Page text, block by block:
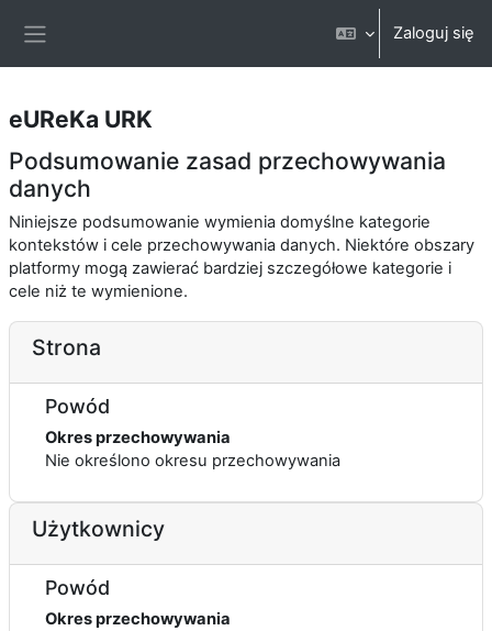
Zaloguj się
eUReKa URK
Podsumowanie zasad przechowywania
danych
Niniejsze podsumowanie wymienia domyślne kategorie
kontekstów i cele przechowywania danych. Niektóre obszary
platformy mogą zawierać bardziej szczegółowe kategorie i
cele niż te wymienione.
Strona
Powód
Okres przechowywania
Nie określono okresu przechowywania
Użytkownicy
Powód
Okres przechowywania